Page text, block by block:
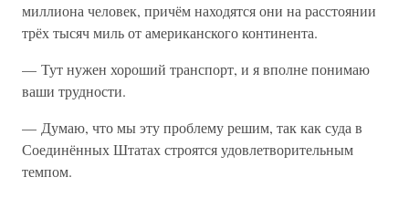
миллиона человек, причём находятся они на расстоянии
трёх тысяч миль от американского континента.
— Тут нужен хороший транспорт, и я вполне понимаю
ваши трудности.
— Думаю, что мы эту проблему решим, так как суда в
Соединённых Штатах строятся удовлетворительным
темпом.